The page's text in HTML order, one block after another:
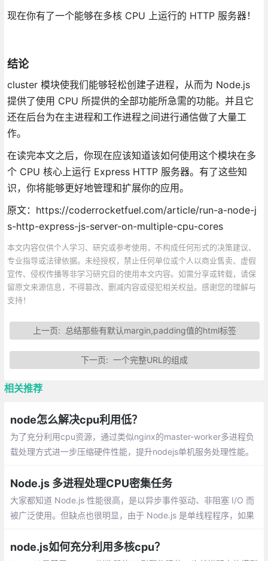
现在你有了一个能够在多核 CPU 上运行的 HTTP 服务器！
结论
cluster 模块使我们能够轻松创建子进程，从而为 Node.js
提供了使用 CPU 所提供的全部功能所急需的功能。并且它
还在后台为在主进程和工作进程之间进行通信做了大量工
作。
在读完本文之后，你现在应该知道该如何使用这个模块在多
个 CPU 核心上运行 Express HTTP 服务器。有了这些知
识，你将能够更好地管理和扩展你的应用。
原文：https://coderrocketfuel.com/article/run-a-node-j
s-http-express-js-server-on-multiple-cpu-cores
本文内容仅供个人学习、研究或参考使用，不构成任何形式的决策建议、
专业指导或法律依据。未经授权，禁止任何单位或个人以商业售卖、虚假
宣传、侵权传播等非学习研究目的使用本文内容。如需分享或转载，请保
留原文来源信息，不得篡改、删减内容或侵犯相关权益。感谢您的理解与
支持！
上一页: 总结那些有默认margin,padding值的html标签
下一页:一个完整URL的组成
相关推荐
node怎么解决cpu利用低？
为了充分利用cpu资源，通过类似nginx的master-worker多进程负
载处理方式进一步压缩硬件性能，提升nodejs单机服务处理性能。
ss.fork()函数供我们实现进程的复制。
Node.js 多进程处理CPU密集任务
大家都知道 Node.js 性能很高，是以异步事件驱动、非阻塞 I/O 而
被广泛使用。但缺点也很明显，由于 Node.js 是单线程程序，如果
应用
node.js如何充分利用多核cpu？